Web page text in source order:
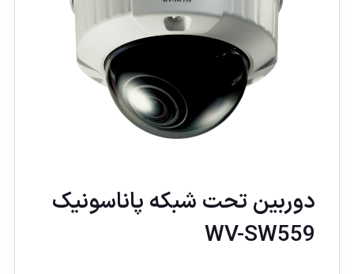
دوربين تحت شبكه پاناسونيک
WV-SW559